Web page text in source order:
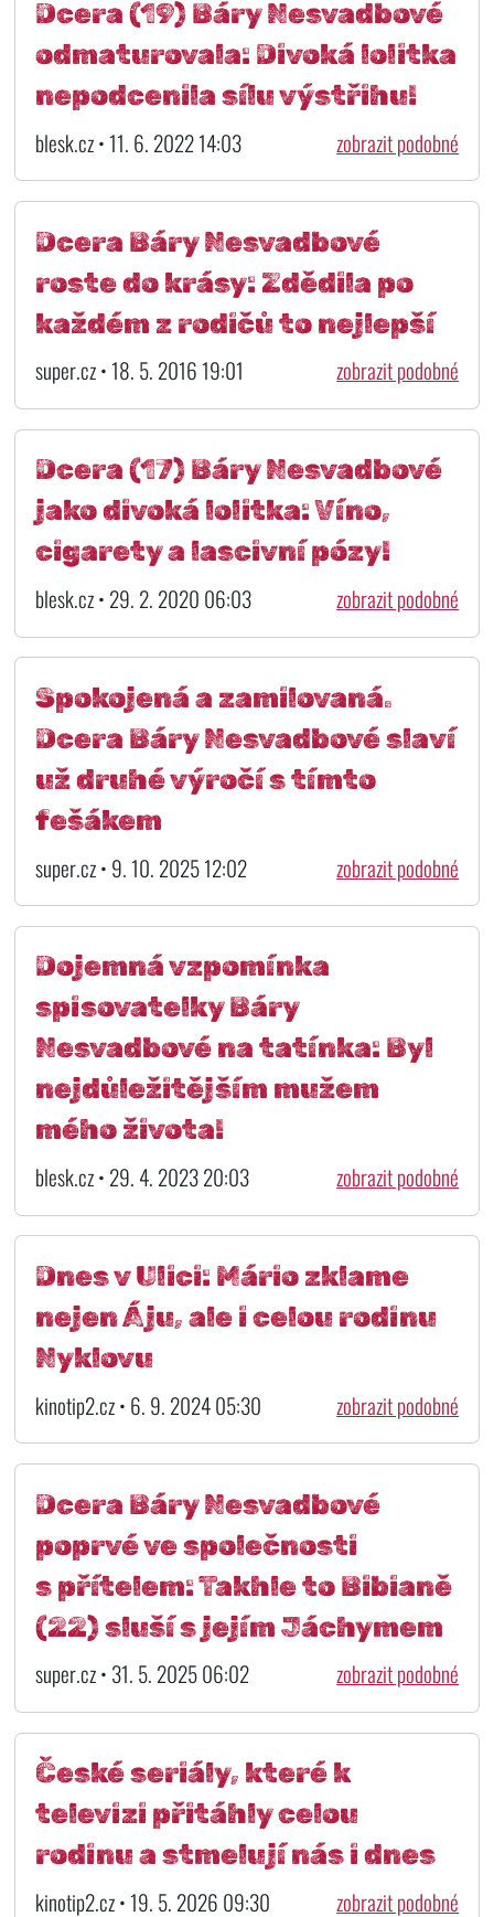
Dcera (19) Báry Nesvadbové
odmaturovala: Divoká lolitka
nepodcenila sílu výstřihu!
blesk.cz • 11. 6. 2022 14:03 zobrazit podobné
Dcera Báry Nesvadbové
roste do krásy: Zdědila po
každém z rodičů to nejlepší
super.cz • 18. 5. 2016 19:01 zobrazit podobné
Dcera (17) Báry Nesvadbové
jako divoká lolitka: Víno,
cigarety a lascivní pózy!
blesk.cz • 29. 2. 2020 06:03 zobrazit podobné
Spokojená a zamilovaná.
Dcera Báry Nesvadbové slaví
už druhé výročí s tímto
fešákem
super.cz • 9. 10. 2025 12:02 zobrazit podobné
Dojemná vzpomínka
spisovatelky Báry
Nesvadbové na tatínka: Byl
nejdůležitějším mužem
mého života!
blesk.cz • 29. 4. 2023 20:03 zobrazit podobné
Dnes v Ulici: Mário zklame
nejen Áju, ale i celou rodinu
Nyklovu
kinotip2.cz • 6. 9. 2024 05:30 zobrazit podobné
Dcera Báry Nesvadbové
poprvé ve společnosti
s přítelem: Takhle to Bibianě
(22) sluší s jejím Jáchymem
super.cz • 31. 5. 2025 06:02 zobrazit podobné
České seriály, které k
televizi přitáhly celou
rodinu a stmelují nás i dnes
kinotip2.cz • 19. 5. 2026 09:30 zobrazit podobné